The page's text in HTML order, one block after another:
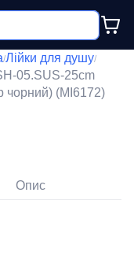
/Лійки для душу/
05.SUS-25cm
чорний) (MI6172)
Опис